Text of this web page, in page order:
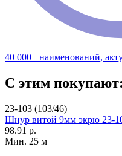
40 000+ наименований,
С этим покупают:
23-103 (103/46)
Шнур витой 9мм экрю 23-
98.91 р.
Мин. 25 м